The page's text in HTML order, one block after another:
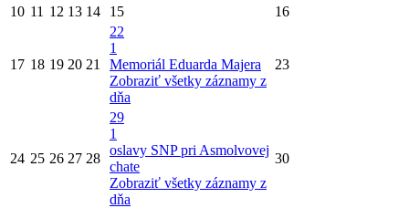
10 11 12 13 14 15 16
17 18 19 20 21
22
1
Memoriál Eduarda Majera
Zobraziť všetky záznamy z
dňa
23
24 25 26 27 28
29
1
oslavy SNP pri Asmolvovej
chate
Zobraziť všetky záznamy z
dňa
30